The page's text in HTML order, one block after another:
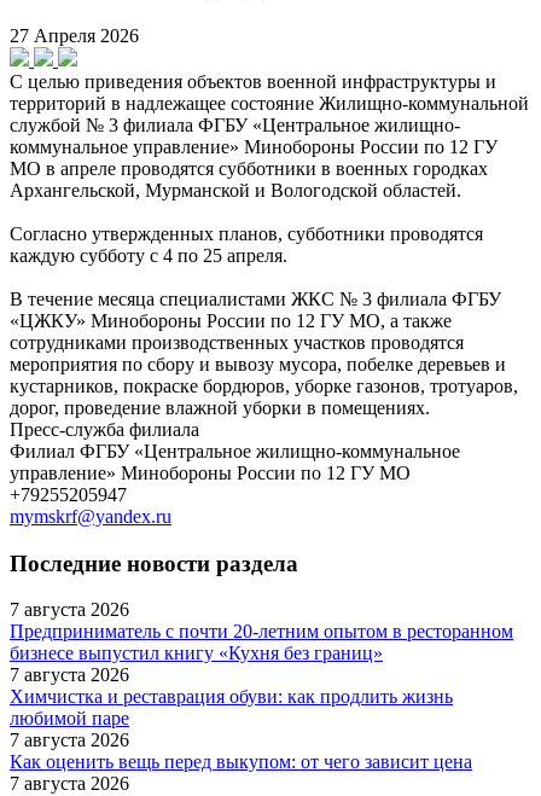
27 Апреля 2026
С целью приведения объектов военной инфраструктуры и
территорий в надлежащее состояние Жилищно-коммунальной
службой № 3 филиала ФГБУ «Центральное жилищно-
коммунальное управление» Минобороны России по 12 ГУ
МО в апреле проводятся субботники в военных городках
Архангельской, Мурманской и Вологодской областей.
Согласно утвержденных планов, субботники проводятся
каждую субботу с 4 по 25 апреля.
В течение месяца специалистами ЖКС № 3 филиала ФГБУ
«ЦЖКУ» Минобороны России по 12 ГУ МО, а также
сотрудниками производственных участков проводятся
мероприятия по сбору и вывозу мусора, побелке деревьев и
кустарников, покраске бордюров, уборке газонов, тротуаров,
дорог, проведение влажной уборки в помещениях.
Пресс-служба филиала
Филиал ФГБУ «Центральное жилищно-коммунальное
управление» Минобороны России по 12 ГУ МО
+79255205947
mymskrf@yandex.ru
Последние новости раздела
7 августа 2026
Предприниматель с почти 20-летним опытом в ресторанном
бизнесе выпустил книгу «Кухня без границ»
7 августа 2026
Химчистка и реставрация обуви: как продлить жизнь
любимой паре
7 августа 2026
Как оценить вещь перед выкупом: от чего зависит цена
7 августа 2026